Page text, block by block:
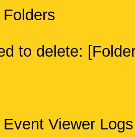
to delete:
Event Viewer